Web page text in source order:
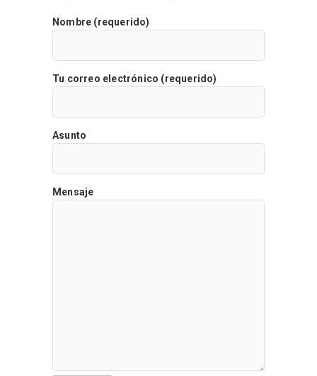
Nombre (requerido)
Tu correo electrónico (requerido)
Asunto
Mensaje